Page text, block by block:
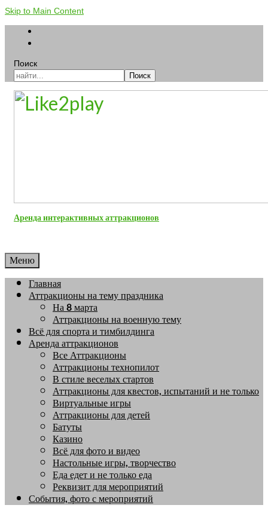
Skip to Main Content
Поиск
Поиск
Аренда интерактивных аттракционов
Меню
Главная
Аттракционы на тему праздника
На 8 марта
Аттракционы на военную тему
Всё для спорта и тимбилдинга
Аренда аттракционов
Все Аттракционы
Аттракционы технопилот
В стиле веселых стартов
Аттракционы для квестов, испытаний и не только
Виртуальные игры
Аттракционы для детей
Батуты
Казино
Всё для фото и видео
Настольные игры, творчество
Еда едет и не только еда
Реквизит для мероприятий
События, фото с мероприятий